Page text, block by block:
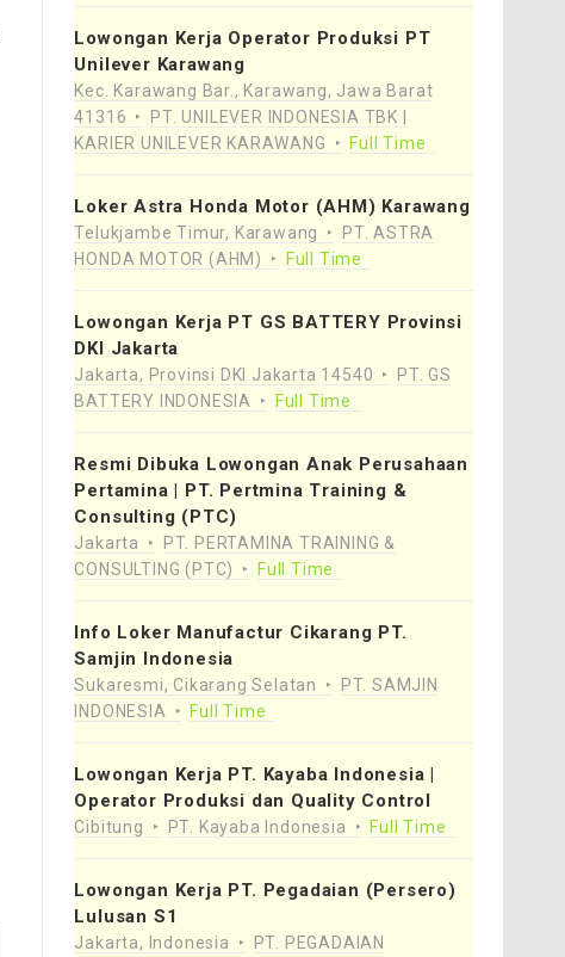
Lowongan Kerja Operator Produksi PT
Unilever Karawang
Kec. Karawang Bar., Karawang, Jawa Barat
41316
PT. UNILEVER INDONESIA TBK |
KARIER UNILEVER KARAWANG
Full Time
Loker Astra Honda Motor (AHM) Karawang
Telukjambe Timur, Karawang
PT. ASTRA
HONDA MOTOR (AHM)
Full Time
Lowongan Kerja PT GS BATTERY Provinsi
DKI Jakarta
Jakarta, Provinsi DKI Jakarta 14540
PT. GS
BATTERY INDONESIA
Full Time
Resmi Dibuka Lowongan Anak Perusahaan
Pertamina | PT. Pertmina Training &
Consulting (PTC)
Jakarta
PT. PERTAMINA TRAINING &
CONSULTING (PTC)
Full Time
Info Loker Manufactur Cikarang PT.
Samjin Indonesia
Sukaresmi, Cikarang Selatan
PT. SAMJIN
INDONESIA
Full Time
Lowongan Kerja PT. Kayaba Indonesia |
Operator Produksi dan Quality Control
Cibitung PT. Kayaba Indonesia Full Time
Lowongan Kerja PT. Pegadaian (Persero)
Lulusan S1
Jakarta, Indonesia
PT. PEGADAIAN